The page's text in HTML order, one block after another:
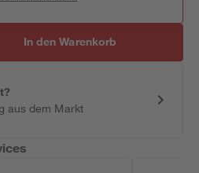
In den Warenkorb
aus dem Markt